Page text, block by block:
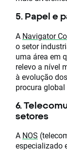
5. Papel e
A Navigator
o setor
uma área em
relevo a nível
à evolução
procura global
6.
setores
A NOS
especializado